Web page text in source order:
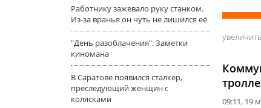
Работнику зажевало руку станком.
Из-за вранья он чуть не лишился её
"День разоблачения". Заметки
киномана
В Саратове появился сталкер,
преследующий женщин с
колясками
09:11, 19